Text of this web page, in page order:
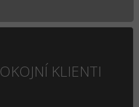
KLIENTI